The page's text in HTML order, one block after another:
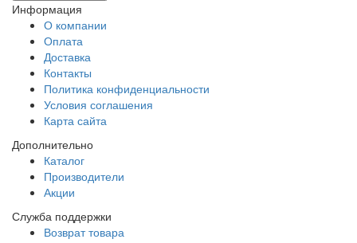
Информация
О компании
Оплата
Доставка
Контакты
Политика конфиденциальности
Условия соглашения
Карта сайта
Дополнительно
Каталог
Производители
Акции
Служба поддержки
Возврат товара